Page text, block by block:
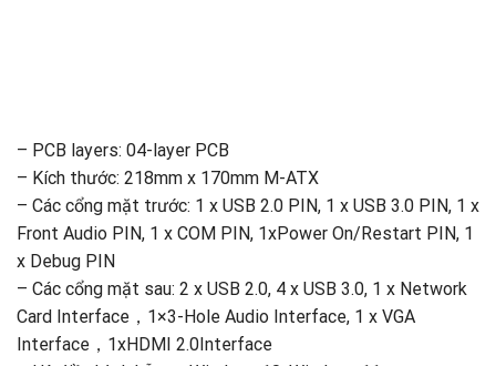
– PCB layers: 04-layer PCB
– Kích thước: 218mm x 170mm M-ATX
– Các cổng mặt trước: 1 x USB 2.0 PIN, 1 x USB 3.0 PIN, 1 x
Front Audio PIN, 1 x COM PIN, 1xPower On/Restart PIN, 1
x Debug PIN
– Các cổng mặt sau: 2 x USB 2.0, 4 x USB 3.0, 1 x Network
Card Interface，1×3-Hole Audio Interface, 1 x VGA
Interface，1xHDMI 2.0Interface